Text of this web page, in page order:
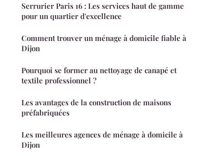
Serrurier Paris 16 : Les services haut de gamme
pour un quartier d'excellence
Comment trouver un ménage à domicile fiable à
Dijon
Pourquoi se former au nettoyage de canapé et
textile professionnel ?
Les avantages de la construction de maisons
préfabriquées
Les meilleures agences de ménage à domicile à
Dijon